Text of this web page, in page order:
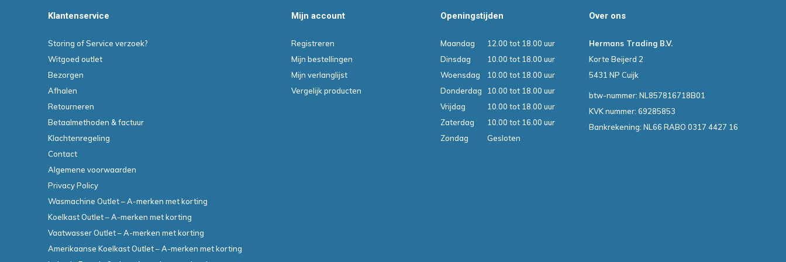
Klantenservice
Storing of Service verzoek?
Witgoed outlet
Bezorgen
Afhalen
Retourneren
Betaalmethoden & factuur
Klachtenregeling
Contact
Algemene voorwaarden
Privacy Policy
Wasmachine Outlet – A-merken met korting
Koelkast Outlet – A-merken met korting
Vaatwasser Outlet – A-merken met korting
Amerikaanse Koelkast Outlet – A-merken met korting
Mijn account
Registreren
Mijn bestellingen
Mijn verlanglijst
Vergelijk producten
Openingstijden
Maandag
12.00 tot 18.00 uur
Dinsdag
10.00 tot 18.00 uur
Woensdag
10.00 tot 18.00 uur
Donderdag
10.00 tot 18.00 uur
Vrijdag
10.00 tot 18.00 uur
Zaterdag
10.00 tot 16.00 uur
Zondag
Gesloten
Over ons
Hermans Trading B.V.
Korte Beijerd 2
5431 NP Cuijk
btw-nummer: NL857816718B01
KVK nummer: 69285853
Bankrekening: NL66 RABO 0317 4427 16